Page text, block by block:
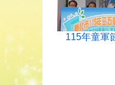
115年童軍